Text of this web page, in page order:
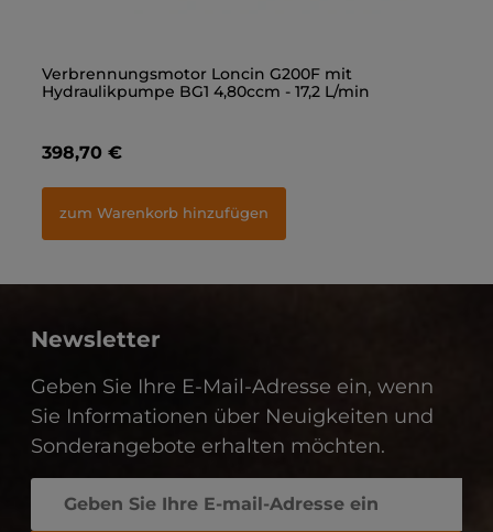
Verbrennungsmotor Loncin G200F mit
Hydraulikpumpe BG1 4,80ccm - 17,2 L/min
398,70 €
zum Warenkorb hinzufügen
Gerade Einschraubverschraubung 3/8" - M18x1,5
1,40 €
zum Warenkorb hinzufügen
Newsletter
Geben Sie Ihre E-Mail-Adresse ein, wenn
Sie Informationen über Neuigkeiten und
Sonderangebote erhalten möchten.